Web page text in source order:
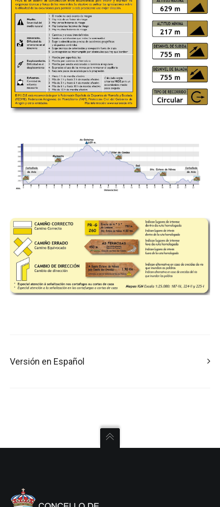
Versión en Español
imponente iglesia barroca de San Miguel, perteneciente al
Lorenzo, donde cada 9 de agosto se celebra la procesión
de los fachicos; continúa por caminos con áreas de